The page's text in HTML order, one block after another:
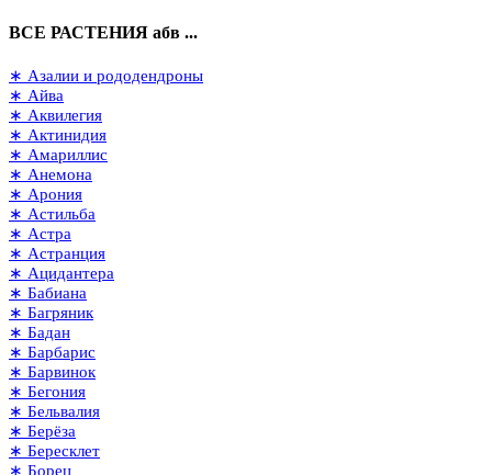
ВСЕ РАСТЕНИЯ абв ...
∗ Азалии и рододендроны
∗ Айва
∗ Аквилегия
∗ Актинидия
∗ Амариллис
∗ Анемона
∗ Арония
∗ Астильба
∗ Астра
∗ Астранция
∗ Ацидантера
∗ Бабиана
∗ Багряник
∗ Бадан
∗ Барбарис
∗ Барвинок
∗ Бегония
∗ Бельвалия
∗ Берёза
∗ Бересклет
∗ Борец